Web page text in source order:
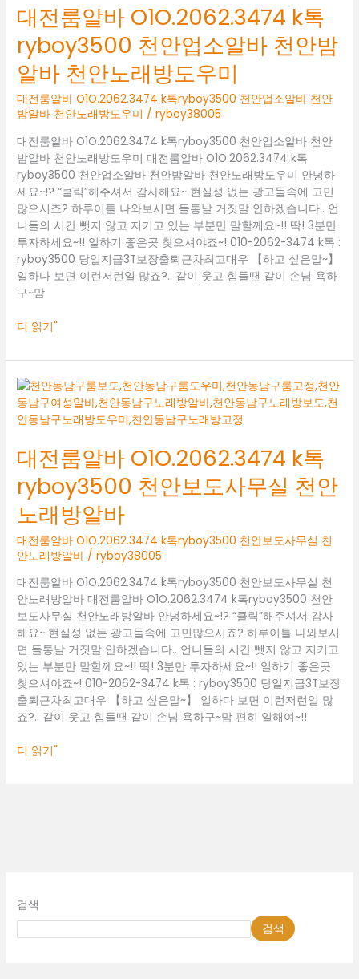
대전룸알바 O1O.2062.3474 k톡
ryboy3500 천안업소알바 천안밤
알바 천안노래방도우미
대전룸알바 O1O.2062.3474 k톡ryboy3500 천안업소알바 천안
밤알바 천안노래방도우미 /ryboy38005
대전룸알바 O1O.2062.3474 k톡ryboy3500 천안업소알바 천안
밤알바 천안노래방도우미 대전룸알바 O1O.2062.3474 k톡
ryboy3500 천안업소알바 천안밤알바 천안노래방도우미 안녕하
세요~!? “클릭”해주셔서 감사해요~ 현실성 없는 광고들속에 고민
많으시죠? 하루이틀 나와보시면 들통날 거짓말 안하겠습니다.. 언
니들의 시간 뺏지 않고 지키고 있는 부분만 말할께요~!! 딱! 3분만
투자하세요~!! 일하기 좋은곳 찾으셔야죠~! 010-2062-3474 k톡 :
ryboy3500 당일지급3T보장출퇴근차최고대우 【하고 싶은말~】
일하다 보면 이런저런일 많죠?.. 같이 웃고 힘들땐 같이 손님 욕하
구~맘
안
알
바
천
안
노
래
방
도
우
미
더 읽기"
대전룸알바 O1O.2062.3474 k톡
ryboy3500 천안보도사무실 천안
노래방알바
대전룸알바 O1O.2062.3474 k톡ryboy3500 천안보도사무실 천
안노래방알바 /ryboy38005
대전룸알바 O1O.2062.3474 k톡ryboy3500 천안보도사무실 천
안노래방알바 대전룸알바 O1O.2062.3474 k톡ryboy3500 천안
보도사무실 천안노래방알바 안녕하세요~!? “클릭”해주셔서 감사
해요~ 현실성 없는 광고들속에 고민많으시죠? 하루이틀 나와보시
면 들통날 거짓말 안하겠습니다.. 언니들의 시간 뺏지 않고 지키고
있는 부분만 말할께요~!! 딱! 3분만 투자하세요~!! 일하기 좋은곳
찾으셔야죠~! 010-2062-3474 k톡 : ryboy3500 당일지급3T보장
출퇴근차최고대우 【하고 싶은말~】 일하다 보면 이런저런일 많
죠?.. 같이 웃고 힘들땐 같이 손님 욕하구~맘 편히 일해여~!!
대
전
룸
바
O1O.2062.3474
k
톡
ryboy3500
천
안
도
사
무
실
천
안
노
래
방
바
더 읽기"
검색
검색